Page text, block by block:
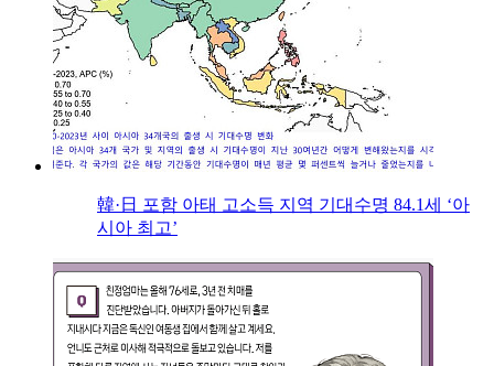
韓·日 포함 아태 고소득 지역 기대수명 84.1세 ‘아
시아 최고’